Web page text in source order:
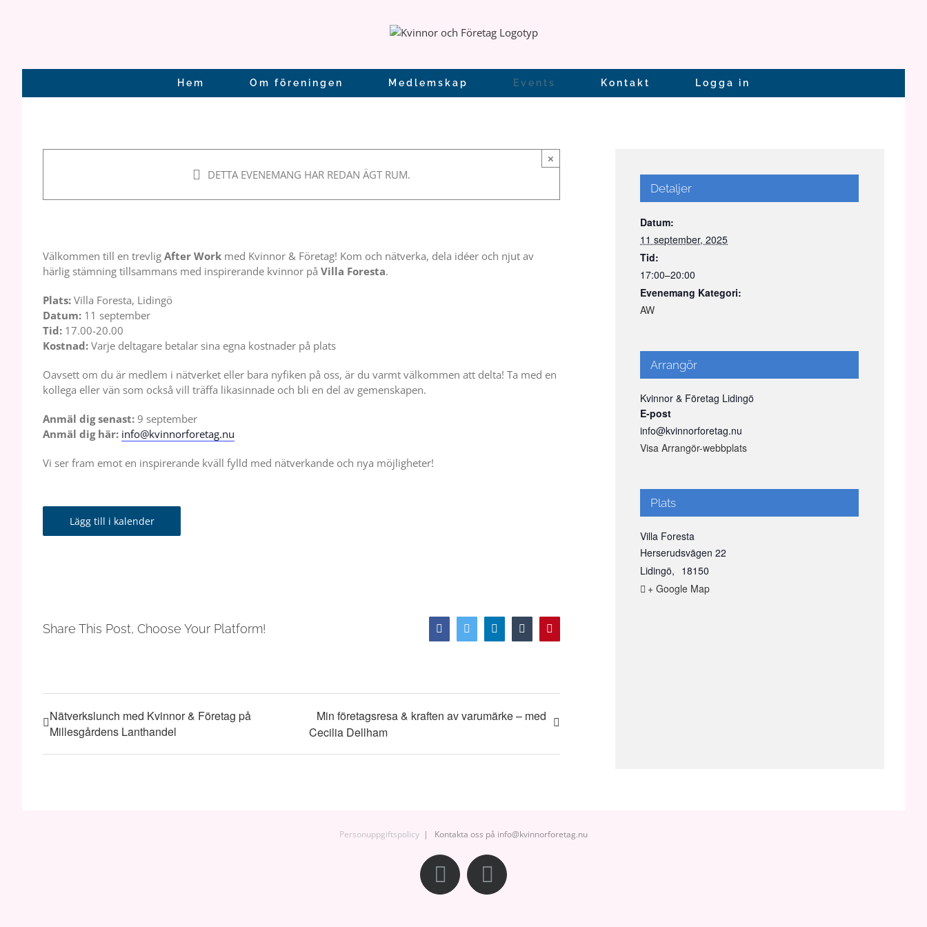
Hem Om föreningen Medlemskap Events Kontakt Logga in
DETTA EVENEMANG HAR REDAN ÄGT RUM.
×
Välkommen till en trevlig After Workmed Kvinnor & Företag! Kom och nätverka, dela idéer och njut av
härlig stämning tillsammans med inspirerande kvinnor på Villa Foresta.
Plats:Villa Foresta, Lidingö
Datum: 11 september
Tid:17.00-20.00
Kostnad:Varje deltagare betalar sina egna kostnader på plats
Oavsett om du är medlem i nätverket eller bara nyfiken på oss, är du varmt välkommen att delta! Ta med en
kollega eller vän som också vill träffa likasinnade och bli en del av gemenskapen.
Anmäl dig senast:9 september
Anmäl dig här: info@kvinnorforetag.nu
Vi ser fram emot en inspirerande kväll fylld med nätverkande och nya möjligheter!
Lägg till i kalender
Share This Post, Choose Your Platform! FacebookTwitterLinkedInTumblrPinterest
Nätverkslunch med Kvinnor & Företag på
Millesgårdens Lanthandel
Min företagsresa & kraften av varumärke – med
Cecilia Dellham
Detaljer
Datum:
11 september, 2025
Tid:
17:00–20:00
Evenemang Kategori:
AW
Arrangör
Kvinnor & Företag Lidingö
E-post
info@kvinnorforetag.nu
Visa Arrangör-webbplats
Plats
Villa Foresta
Herserudsvägen 22
Lidingö, 18150
+ Google Map
Personuppgiftspolicy | Kontakta oss på info@kvinnorforetag.nu
FacebookInstagram